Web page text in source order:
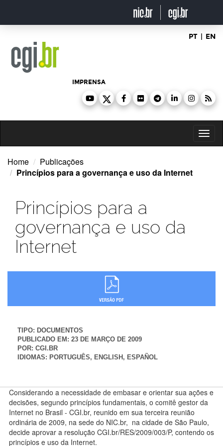
o
PT | EN
IMPRENSA
Home
Publicações
Princípios para a governança e uso da Internet
Princípios para a
governança e uso da
Internet
TIPO: DOCUMENTOS
PUBLICADO EM: 23 DE MARÇO DE 2009
POR: CGI.BR
IDIOMAS: PORTUGUÊS, ENGLISH, ESPAÑOL
Considerando a necessidade de embasar e orientar sua ações e
decisões, segundo princípios fundamentais, o comitê gestor da
Internet no Brasil - CGI.br, reunido em sua terceira reunião
ordinária de 2009, na sede do NIC.br, na cidade de São Paulo,
decide aprovar a resolução CGI.br/RES/2009/003/P, contendo os
princípios e uso da Internet.